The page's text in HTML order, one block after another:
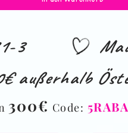
3
außerhalb
300€ Code: